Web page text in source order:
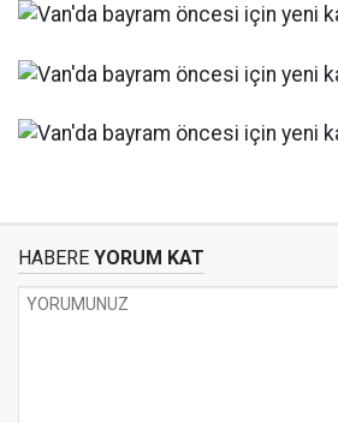
HABERE YORUM KAT